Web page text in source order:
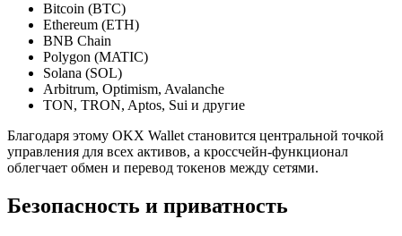
Bitcoin (BTC)
Ethereum (ETH)
BNB Chain
Polygon (MATIC)
Solana (SOL)
Arbitrum, Optimism, Avalanche
TON, TRON, Aptos, Sui и другие
Благодаря этому OKX Wallet становится центральной точкой
управления для всех активов, а кроссчейн-функционал
облегчает обмен и перевод токенов между сетями.
Безопасность и приватность